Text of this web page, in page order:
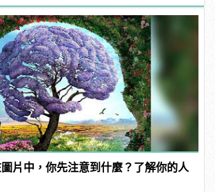
圖片中，你先注意到什麼？了解你的人